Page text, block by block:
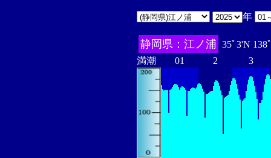
年
静岡県：江ノ浦 35ﾟ3'N 138
満潮
01 2 3